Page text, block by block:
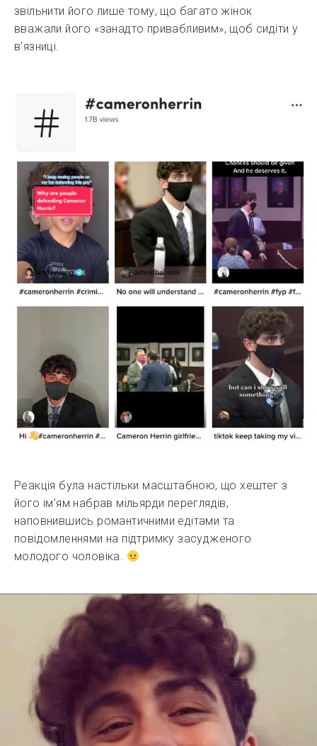
звільнити його лише тому, що багато жінок
вважали його «занадто привабливим», щоб сидіти у
в’язниці.
Реакція була настільки масштабною, що хештег з
його ім’ям набрав мільярди переглядів,
наповнившись романтичними едітами та
повідомленнями на підтримку засудженого
молодого чоловіка.